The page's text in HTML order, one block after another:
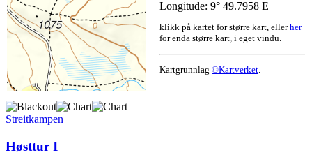
Longitude: 9° 49.7958 E
klikk på kartet for større kart, ellerher
for enda større kart, i eget vindu.
Kartgrunnlag ©Kartverket
Streitkampen
Høsttur I